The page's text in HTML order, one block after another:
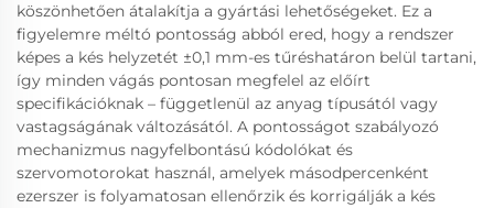
köszönhetően átalakítja a gyártási lehetőségeket. Ez a
figyelemre méltó pontosság abból ered, hogy a rendszer
képes a kés helyzetét ±0,1 mm-es tűréshatáron belül tartani,
így minden vágás pontosan megfelel az előírt
specifikációknak – függetlenül az anyag típusától vagy
vastagságának változásától. A pontosságot szabályozó
mechanizmus nagyfelbontású kódolókat és
szervomotorokat használ, amelyek másodpercenként
ezerszer is folyamatosan ellenőrzik és korrigálják a kés